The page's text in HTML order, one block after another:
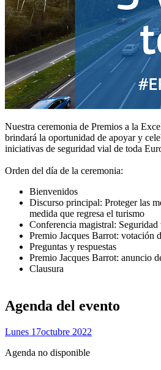
Nuestra ceremonia de Premios a la
brindará la oportunidad de apoyar y
iniciativas de seguridad vial de toda
Orden del día de la ceremonia:
Bienvenidos​
Discurso principal: Proteger las
medida que regresa el turismo​
Conferencia magistral:
Premio Jacques Barrot: votación
Preguntas y respuestas​
Premio Jacques Barrot: anuncio
Clausura
Agenda del evento
Lunes 17Octubre 2022
Agenda no disponible